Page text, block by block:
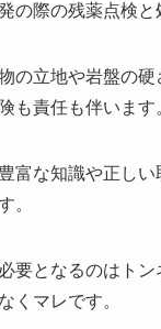
発の際の残薬点検
の立地や岩盤の
も責任も伴います
富な知識や正し
。
要となるのはト
くマレです。